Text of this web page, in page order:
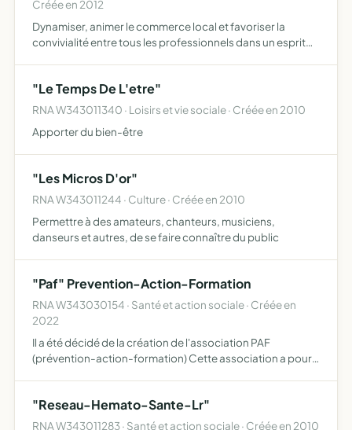
Créée en 2012
Dynamiser, animer le commerce local et favoriser la
convivialité entre tous les professionnels dans un esprit
"Le Temps De L'etre"
RNA W343011340 · Loisirs et vie sociale · Créée en 2010
Apporter du bien-être
"Les Micros D'or"
RNA W343011244 · Culture · Créée en 2010
Permettre à des amateurs, chanteurs, musiciens,
danseurs et autres, de se faire connaître du public
"Paf" Prevention-Action-Formation
RNA W343030154 · Santé et action sociale · Créée en
2022
Il a été décidé de la création de l'association PAF
(prévention-action-formation) Cette association a pour
"Reseau-Hemato-Sante-Lr"
RNA W343011283 · Santé et action sociale · Créée en 2010